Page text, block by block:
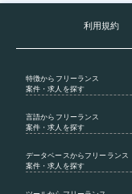
利用規約
特徴からフリーランス
案件・求人を探す
言語からフリーランス
案件・求人を探す
データベース からフリーランス
案件・求人を探す